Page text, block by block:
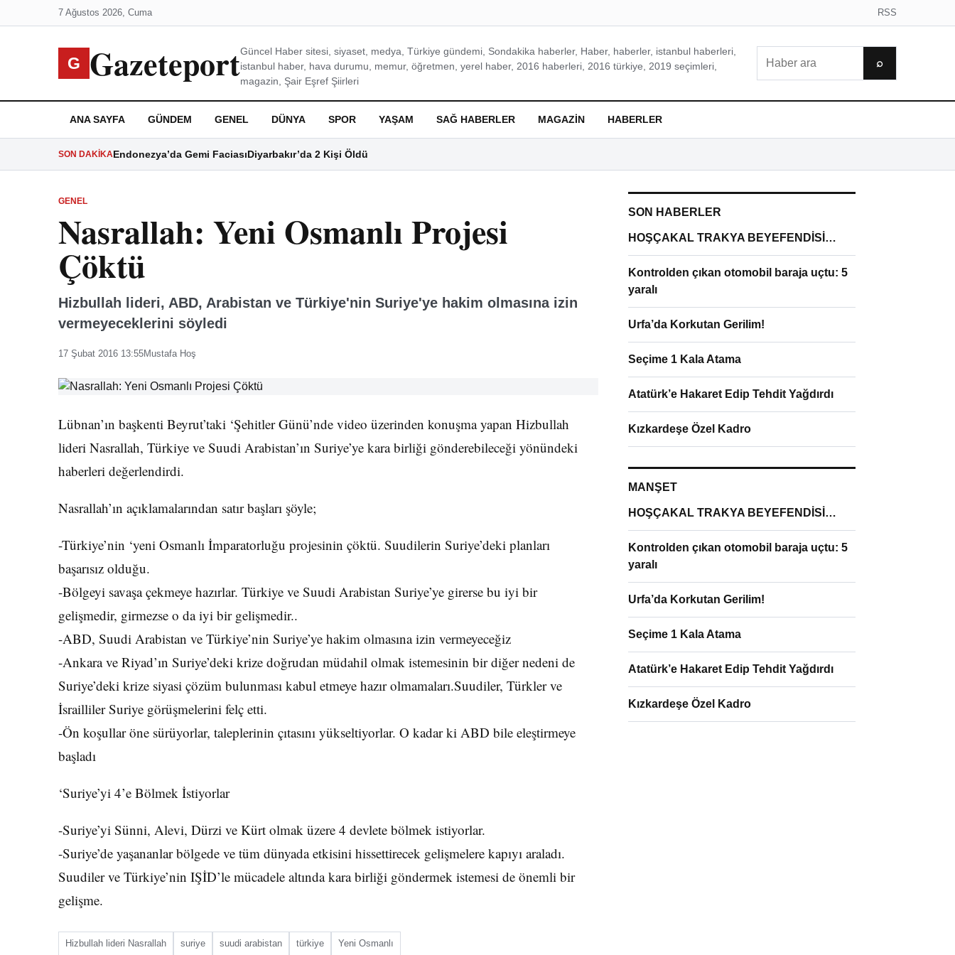
7 Ağustos 2026, Cuma RSS
G GazeteportGüncel Haber sitesi, siyaset, medya, Türkiye gündemi, Sondakika haberler, Haber, haberler, istanbul haberleri,
istanbul haber, hava durumu, memur, öğretmen, yerel haber, 2016 haberleri, 2016 türkiye, 2019 seçimleri,
magazin, Şair Eşref Şiirleri
⌕
ANA SAYFA GÜNDEM GENEL DÜNYA SPOR YAŞAM SAĞ HABERLER MAGAZIN HABERLER
SON DAKIKAEndonezya’da Gemi FaciasıDiyarbakır’da 2 Kişi Öldü
GENEL
Nasrallah: Yeni Osmanlı Projesi
Çöktü
Hizbullah lideri, ABD, Arabistan ve Türkiye'nin Suriye'ye hakim olmasına izin
vermeyeceklerini söyledi
17 Şubat 2016 13:55Mustafa Hoş
Lübnan’ın başkenti Beyrut’taki ‘Şehitler Günü’nde video üzerinden konuşma yapan Hizbullah
lideri Nasrallah, Türkiye ve Suudi Arabistan’ın Suriye’ye kara birliği gönderebileceği yönündeki
haberleri değerlendirdi.
Nasrallah’ın açıklamalarından satır başları şöyle;
-Türkiye’nin ‘yeni Osmanlı İmparatorluğu projesinin çöktü. Suudilerin Suriye’deki planları
başarısız olduğu.
-Bölgeyi savaşa çekmeye hazırlar. Türkiye ve Suudi Arabistan Suriye’ye girerse bu iyi bir
gelişmedir, girmezse o da iyi bir gelişmedir..
-ABD, Suudi Arabistan ve Türkiye’nin Suriye’ye hakim olmasına izin vermeyeceğiz
-Ankara ve Riyad’ın Suriye’deki krize doğrudan müdahil olmak istemesinin bir diğer nedeni de
Suriye’deki krize siyasi çözüm bulunması kabul etmeye hazır olmamaları.Suudiler, Türkler ve
İsrailliler Suriye görüşmelerini felç etti.
-Ön koşullar öne sürüyorlar, taleplerinin çıtasını yükseltiyorlar. O kadar ki ABD bile eleştirmeye
başladı
‘Suriye’yi 4’e Bölmek İstiyorlar
-Suriye’yi Sünni, Alevi, Dürzi ve Kürt olmak üzere 4 devlete bölmek istiyorlar.
-Suriye’de yaşananlar bölgede ve tüm dünyada etkisini hissettirecek gelişmelere kapıyı araladı.
Suudiler ve Türkiye’nin IŞİD’le mücadele altında kara birliği göndermek istemesi de önemli bir
gelişme.
Hizbullah lideri Nasrallah suriye suudi arabistan türkiye Yeni Osmanlı
SON HABERLER
HOŞÇAKAL TRAKYA BEYEFENDİSİ…
Kontrolden çıkan otomobil baraja uçtu: 5
yaralı
Urfa’da Korkutan Gerilim!
Seçime 1 Kala Atama
Atatürk’e Hakaret Edip Tehdit Yağdırdı
Kızkardeşe Özel Kadro
MANŞET
HOŞÇAKAL TRAKYA BEYEFENDİSİ…
Kontrolden çıkan otomobil baraja uçtu: 5
yaralı
Urfa’da Korkutan Gerilim!
Seçime 1 Kala Atama
Atatürk’e Hakaret Edip Tehdit Yağdırdı
Kızkardeşe Özel Kadro